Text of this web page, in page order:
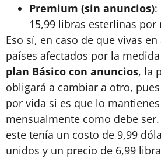
Premium (sin anuncios):
15,99 libras esterlinas por
Eso sí, en caso de que vivas
países afectados por la
plan Básico con anuncios, la
obligará a cambiar a otro,
por vida si es que lo
mensualmente como debe
este tenía un costo de 9,99
unidos y un precio de 6,99